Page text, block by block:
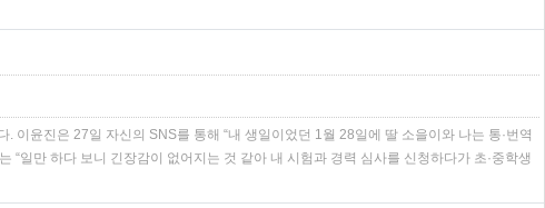
이윤진은 27일 자신의 SNS를 통해 “내 생일이었던 1월 28일에 딸 소을이와 나는 통·번역
“일만 하다 보니 긴장감이 없어지는 것 같아 내 시험과 경력 심사를 신청하다가 초·중학생